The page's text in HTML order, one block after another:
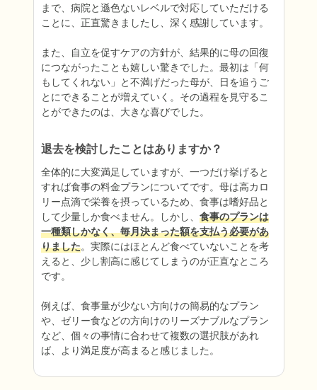
まで、病院と遜色ないレベルで対応していただける
ことに、正直驚きましたし、深く感謝しています。
また、自立を促すケアの方針が、結果的に母の回復
につながったことも嬉しい驚きでした。最初は「何
もしてくれない」と不満げだった母が、日を追うご
とにできることが増えていく。その過程を見守るこ
とができたのは、大きな喜びでした。
退去を検討したことはありますか？
全体的に大変満足していますが、一つだけ挙げると
すれば食事の料金プランについてです。母は高カロ
リー点滴で栄養を摂っているため、食事は嗜好品と
して少量しか食べません。しかし、 食事のプランは
一種類しかなく、毎月決まった額を支払う必要があ
りました。実際にはほとんど食べていないことを考
えると、少し割高に感じてしまうのが正直なところ
です。
例えば、食事量が少ない方向けの簡易的なプラン
や、ゼリー食などの方向けのリーズナブルなプラン
など、個々の事情に合わせて複数の選択肢があれ
ば、より満足度が高まると感じました。